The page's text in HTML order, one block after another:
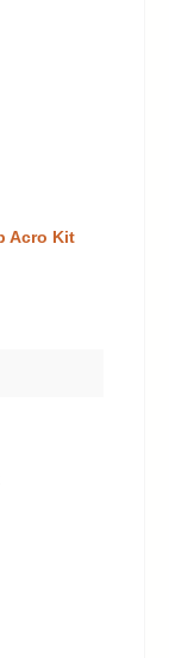
Acro Kit